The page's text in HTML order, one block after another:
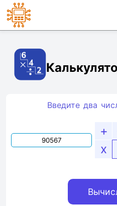
Введите два
+
x